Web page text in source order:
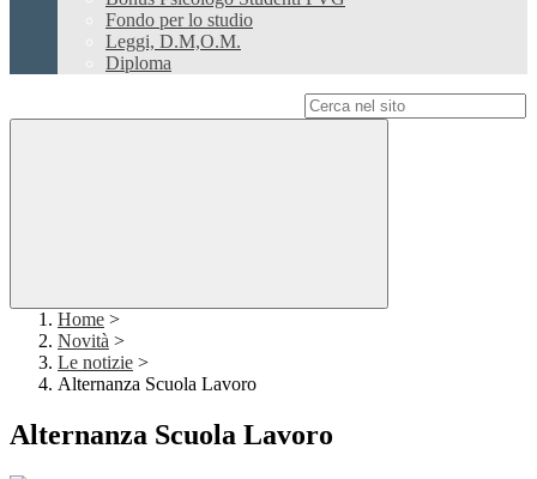
Fondo per lo studio
Leggi, D.M,O.M.
Diploma
Home >
Novità >
Le notizie >
Alternanza Scuola Lavoro
Alternanza Scuola Lavoro